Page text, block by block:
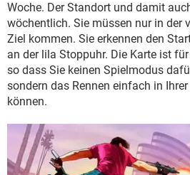
Woche. Der Standort und damit
wöchentlich. Sie müssen nur in der
Ziel kommen. Sie erkennen den
an der lila Stoppuhr. Die Karte ist
so dass Sie keinen Spielmodus
sondern das Rennen einfach in
können.